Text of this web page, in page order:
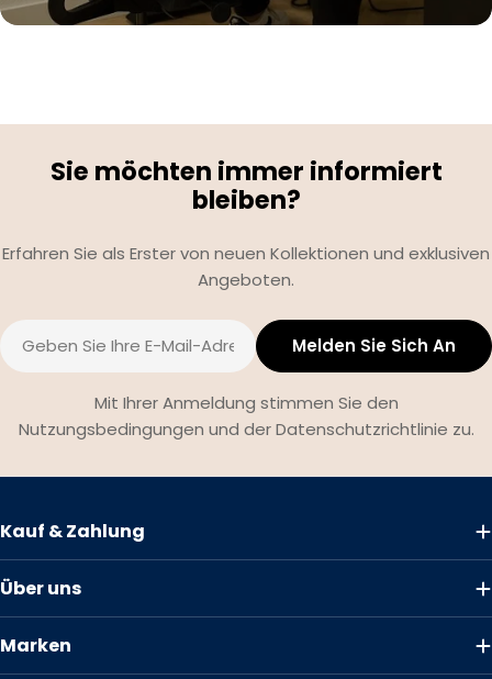
Sie möchten immer informiert
bleiben?
Erfahren Sie als Erster von neuen Kollektionen und exklusiven
Angeboten.
E-
Mail
Melden Sie Sich An
Mit Ihrer Anmeldung stimmen Sie den
Nutzungsbedingungen und der Datenschutzrichtlinie zu.
Kauf & Zahlung
Über uns
Marken